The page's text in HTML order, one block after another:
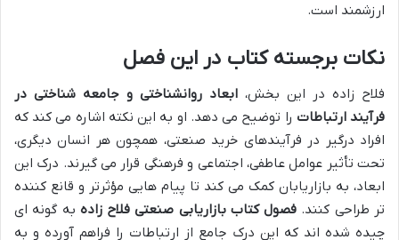
ارزشمند است.
نکات برجسته کتاب در این فصل
فلاح زاده در این بخش، ابعاد روانشناختی و جامعه شناختی در
فرآیند ارتباطات را توضیح می دهد. او به این نکته اشاره می کند که
افراد درگیر در فرآیندهای خرید صنعتی، همچون هر انسان دیگری،
تحت تأثیر عوامل عاطفی، اجتماعی و فرهنگی قرار می گیرند. درک این
ابعاد، به بازاریابان کمک می کند تا پیام هایی مؤثرتر و قانع کننده
تر طراحی کنند. فصول کتاب بازاریابی صنعتی فلاح زاده به گونه ای
چیده شده اند که این درک جامع از ارتباطات را فراهم آورده و به